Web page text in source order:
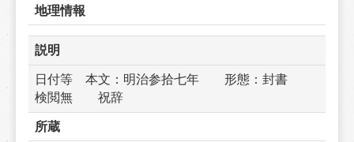
地理情報
説明
日付等　本文：明治参拾七年　　形態：封書
検閲無　　祝辞
所蔵